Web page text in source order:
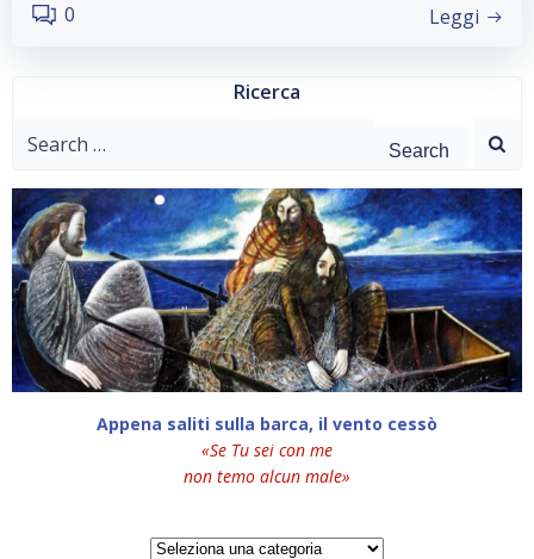
0 Leggi
Ricerca
Search
Appena saliti sulla barca, il vento cessò
«Se Tu sei con me
non temo alcun male»
Categorie